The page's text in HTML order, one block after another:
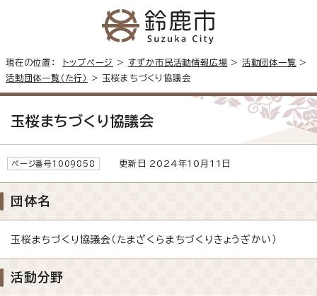
現在の位置： トップページ > すずか市民活動情報広場 > 活動団体一覧 >
活動団体一覧（た行）
> 玉桜まちづくり協議会
玉桜まちづくり協議会
ページ番号1009858 更新日 2024年10月11日
団体名
玉桜まちづくり協議会（たまざくらまちづくりきょうぎかい）
活動分野